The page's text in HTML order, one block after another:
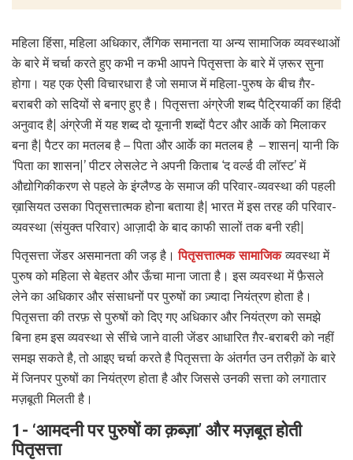
महिला हिंसा, महिला अधिकार, लैंगिक समानता या अन्य सामाजिक व्यवस्थाओं
के बारे में चर्चा करते हुए कभी न कभी आपने पितृसत्ता के बारे में ज़रूर सुना
होगा। यह एक ऐसी विचारधारा है जो समाज में महिला-पुरुष के बीच ग़ैर-
बराबरी को सदियों से बनाए हुए है। पितृसत्ता अंग्रेजी शब्द पैट्रियार्की का हिंदी
अनुवाद है| अंग्रेजी में यह शब्द दो यूनानी शब्दों पैटर और आर्के को मिलाकर
बना है| पैटर का मतलब है – पिता और आर्के का मतलब है – शासन| यानी कि
‘पिता का शासन|’ पीटर लेसलेट ने अपनी किताब ‘द वर्ल्ड वी लॉस्ट’ में
औद्योगिकीकरण से पहले के इंग्लैण्ड के समाज की परिवार-व्यवस्था की पहली
ख़ासियत उसका पितृसत्तात्मक होना बताया है| भारत में इस तरह की परिवार-
व्यवस्था (संयुक्त परिवार) आज़ादी के बाद काफी सालों तक बनी रही|
पितृसत्ता जेंडर असमानता की जड़ है।पितृसत्तात्मक सामाजिकव्यवस्था में
पुरुष को महिला से बेहतर और ऊँचा माना जाता है। इस व्यवस्था में फ़ैसले
लेने का अधिकार और संसाधनों पर पुरुषों का ज़्यादा नियंत्रण होता है।
पितृसत्ता की तरफ़ से पुरुषों को दिए गए अधिकार और नियंत्रण को समझे
बिना हम इस व्यवस्था से सींचे जाने वाली जेंडर आधारित ग़ैर-बराबरी को नहीं
समझ सकते है, तो आइए चर्चा करते है पितृसत्ता के अंतर्गत उन तरीक़ों के बारे
में जिनपर पुरुषों का नियंत्रण होता है और जिससे उनकी सत्ता को लगातार
मज़बूती मिलती है।
1- ‘आमदनी पर पुरुषों का क़ब्ज़ा’ और मज़बूत होती
पितृसत्ता